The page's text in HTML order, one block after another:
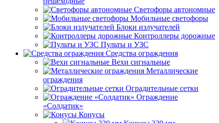
Светофоры автономные
Мобильные светофоры
Блоки излучателей
Контроллеры дорожные
Пульты и УЗС
Средства ограждения
Вехи сигнальные
Металлические
ограждения
Оградительные сетки
Ограждение
«Солдатик»
Конусы